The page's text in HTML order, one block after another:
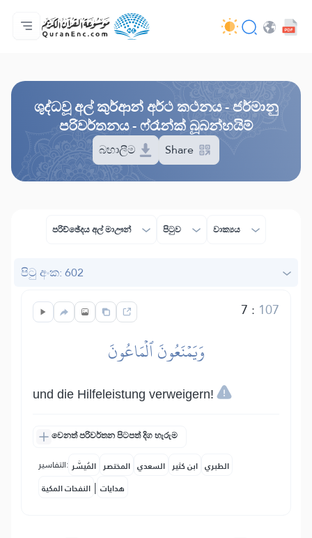
මුල් පිටුව
පරිවර්තන පටුන
Audio
සංවර්ධක සේවා - API
ව්‍යාපෘතිය ගැන
අප අමතන්න
භාෂාව
ශුද්ධවූ අල් කුර්ආන් අර්ථ කථනය - ජර්මානු
පරිවර්තනය - ෆ්රෑන්ක් බූබන්හයිම්
බහාලීම Share
පරිච්ඡේදය අල් මාඌන් පිටුව වාක්‍යය
පිටු අංක: 602
7 : 107
وَيَمۡنَعُونَ ٱلۡمَاعُونَ
und die Hilfeleistung verweigern!
වෙනත් පරිවර්තන පිටපත් දිග හැරුම
التفاسير: المُيسَّر المختصر السعدي ابن كثير الطبري
النفحات المكية | هدايات